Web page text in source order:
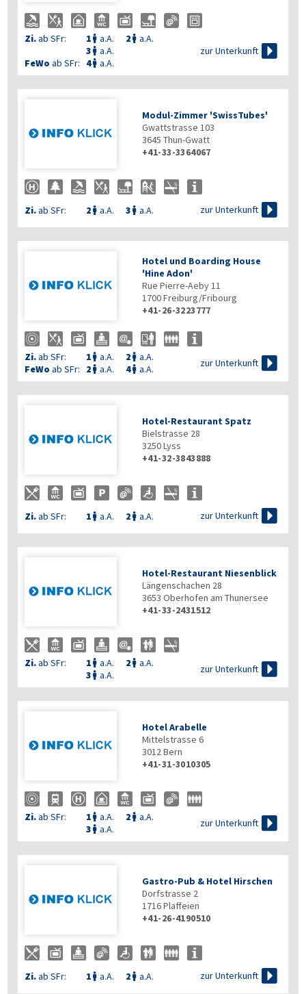
Zi.ab SFr: 1  a.A. 2  a.A.
3  a.A.
FeWo ab SFr: 4 a.A.
zur Unterkunft 
Modul-Zimmer 'SwissTubes'
Gwattstrasse 103
3645 Thun-Gwatt
+41-33-3364067
Zi.ab SFr: 2  a.A. 3  a.A. zur Unterkunft 
Hotel und Boarding House
'Hine Adon'
Rue Pierre-Aeby 11
1700Freiburg/Fribourg
+41-26-3223777
Zi.ab SFr: 1  a.A. 2  a.A.
FeWo ab SFr: 2  a.A. 4 a.A.
zur Unterkunft 
Hotel-Restaurant Spatz
Bielstrasse 28
3250Lyss
+41-32-3843888
Zi.ab SFr: 1  a.A. 2  a.A. zur Unterkunft 
Hotel-Restaurant Niesenblick
Längenschachen 28
3653 Oberhofen am Thunersee
+41-33-2431512
Zi.ab SFr: 1  a.A. 2  a.A.
3  a.A.
zur Unterkunft 
Hotel Arabelle
Mittelstrasse 6
3012Bern
+41-31-3010305
Zi.ab SFr: 1  a.A. 2  a.A.
3  a.A.
zur Unterkunft 
Gastro-Pub & Hotel Hirschen
Dorfstrasse 2
1716Plaffeien
+41-26-4190510
Zi.ab SFr: 1  a.A. 2  a.A. zur Unterkunft 